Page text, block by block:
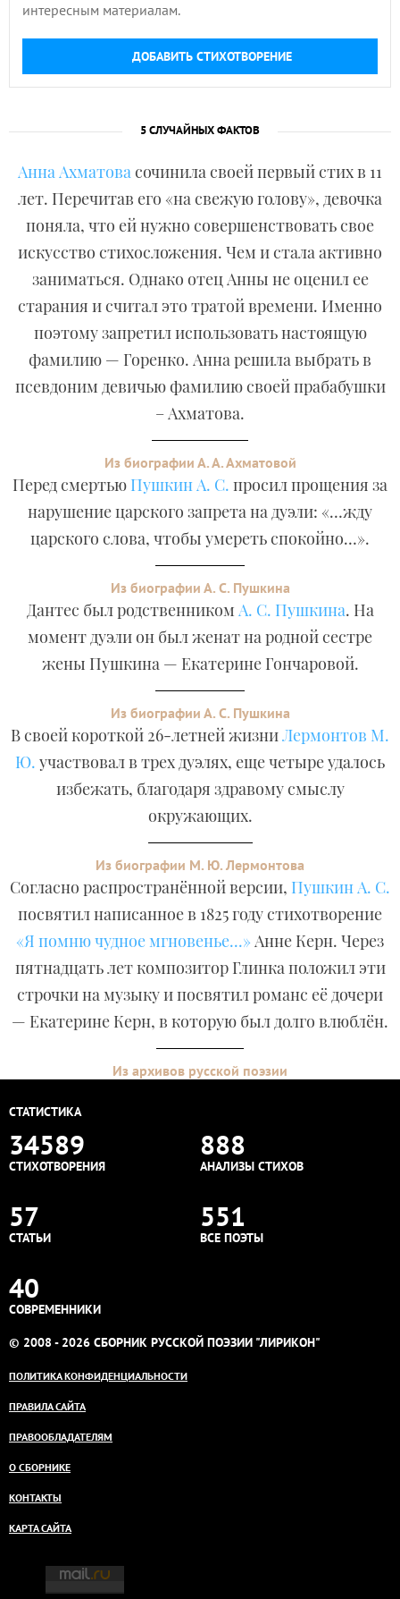
интересным материалам.
ДОБАВИТЬ СТИХОТВОРЕНИЕ
5 СЛУЧАЙНЫХ ФАКТОВ
Анна Ахматовасочинила своей первый стих в 11
лет. Перечитав его «на свежую голову», девочка
поняла, что ей нужно совершенствовать свое
искусство стихосложения. Чем и стала активно
заниматься. Однако отец Анны не оценил ее
старания и считал это тратой времени. Именно
поэтому запретил использовать настоящую
фамилию — Горенко. Анна решила выбрать в
псевдоним девичью фамилию своей прабабушки
– Ахматова.
Из биографии А. А. Ахматовой
Перед смертью Пушкин А. С. просил прощения за
нарушение царского запрета на дуэли: «…жду
царского слова, чтобы умереть спокойно…».
Из биографии А. С. Пушкина
Дантес был родственником А. С. Пушкина. На
момент дуэли он был женат на родной сестре
жены Пушкина — Екатерине Гончаровой.
Из биографии А. С. Пушкина
В своей короткой 26-летней жизниЛермонтов М.
Ю. участвовал в трех дуэлях, еще четыре удалось
избежать, благодаря здравому смыслу
окружающих.
Из биографии М. Ю. Лермонтова
Согласно распространённой версии, Пушкин А. С.
посвятил написанное в 1825 году стихотворение
«Я помню чудное мгновенье...»Анне Керн. Через
пятнадцать лет композитор Глинка положил эти
строчки на музыку и посвятил романс её дочери
— Екатерине Керн, в которую был долго влюблён.
Из архивов русской поэзии
СТАТИСТИКА
34589
СТИХОТВОРЕНИЯ
888
АНАЛИЗЫ СТИХОВ
57
СТАТЬИ
551
ВСЕ ПОЭТЫ
40
СОВРЕМЕННИКИ
© 2008 - 2026 СБОРНИК РУССКОЙ ПОЭЗИИ "ЛИРИКОН"
ПОЛИТИКА КОНФИДЕНЦИАЛЬНОСТИ
ПРАВИЛА САЙТА
ПРАВООБЛАДАТЕЛЯМ
О СБОРНИКЕ
КОНТАКТЫ
КАРТА САЙТА